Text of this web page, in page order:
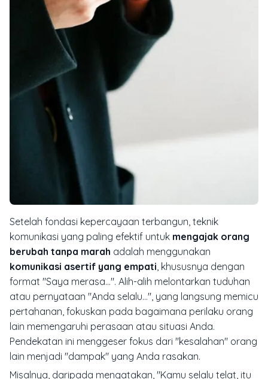
Setelah fondasi kepercayaan terbangun, teknik
komunikasi yang paling efektif untuk mengajak orang
berubah tanpa marah adalah menggunakan
komunikasi asertif yang empati, khususnya dengan
format "Saya merasa...". Alih-alih melontarkan tuduhan
atau pernyataan "Anda selalu...", yang langsung memicu
pertahanan, fokuskan pada bagaimana perilaku orang
lain memengaruhi perasaan atau situasi Anda.
Pendekatan ini menggeser fokus dari "kesalahan" orang
lain menjadi "dampak" yang Anda rasakan.
Misalnya, daripada mengatakan, "Kamu selalu telat, itu